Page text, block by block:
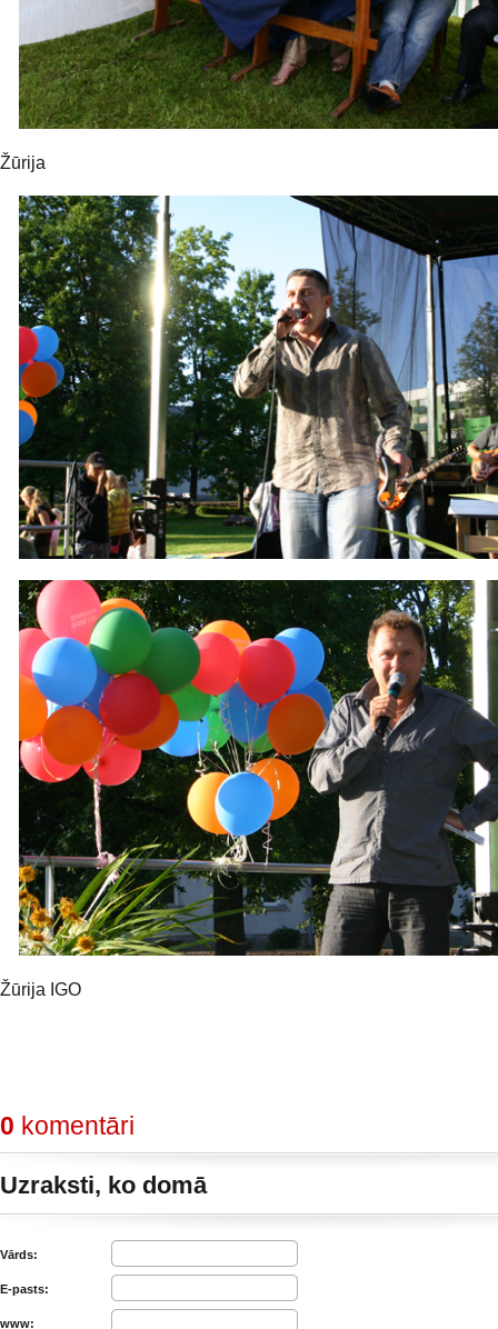
Žūrija
Žūrija IGO
0 komentāri
Uzraksti, ko domā
Vārds:
E-pasts:
www: